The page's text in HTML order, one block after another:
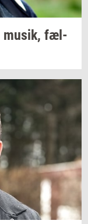
musik, fæl­